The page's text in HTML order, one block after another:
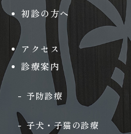
初診の方へ
アクセス
診療案内
予防診療
子犬・子猫の診療